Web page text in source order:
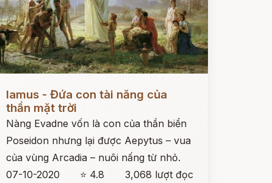
Iamus - Đứa con tài năng của
thần mặt trời
Nàng Evadne vốn là con của thần biển
Poseidon nhưng lại được Aepytus – vua
của vùng Arcadia – nuôi nấng từ nhỏ.
07-10-2020
⭐ 4.8
3,068 lượt đọc